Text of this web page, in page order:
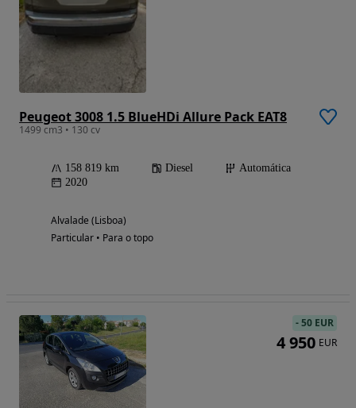
Peugeot 3008 1.5 BlueHDi Allure Pack EAT8
1499 cm3 • 130 cv
158 819 km Diesel
Automática
2020
Alvalade (Lisboa)
Particular • Para o topo
-50 EUR
4 950 EUR